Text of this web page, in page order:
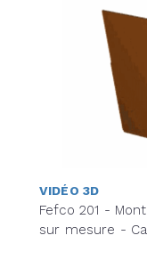
VIDÉO 3D
Fefco 201 -
sur mesure -